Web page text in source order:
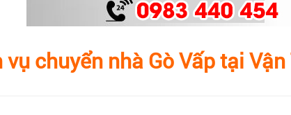
chuyển nhà Gò Vấp tại